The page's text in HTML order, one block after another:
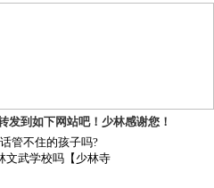
发到如下网站吧！少林感谢您！
管不住的孩子吗?
文武学校吗【少林寺